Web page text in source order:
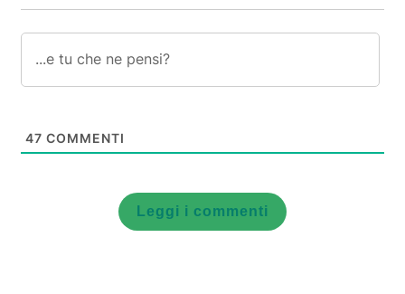
47 COMMENTI
Leggi i commenti